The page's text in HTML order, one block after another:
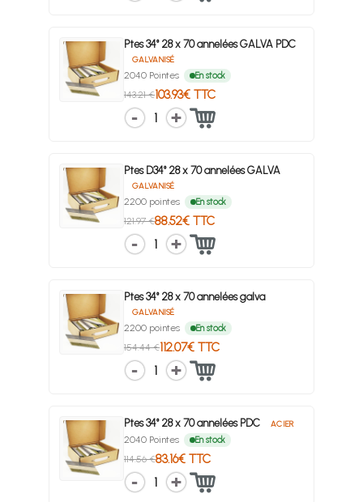
Ptes 34° 28 x 70 annelées GALVA PDC
GALVANISÉ
2040 Pointes En stock
143.21 €103.93€ TTC
1
Ptes D34° 28 x 70 annelées GALVA
GALVANISÉ
2200 pointes En stock
121.97 €88.52€ TTC
1
Ptes 34° 28 x 70 annelées galva
GALVANISÉ
2200 pointes En stock
154.44 €112.07€ TTC
1
Ptes 34° 28 x 70 annelées PDC ACIER
2040 Pointes En stock
114.56 €83.16€ TTC
1